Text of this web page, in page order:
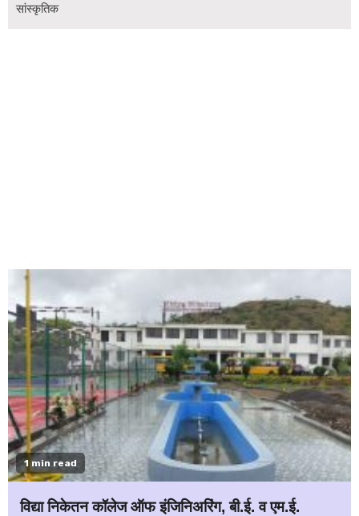
सांस्कृतिक
1 min read
विद्या निकेतन कॉलेज ऑफ इंजिनिअरिंग, बी.ई. व एम.ई.